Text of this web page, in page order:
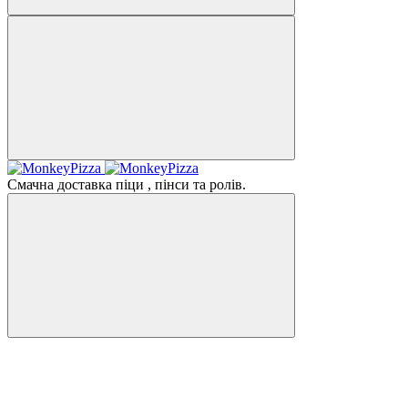
Смачна доставка піци , пінси та ролів.